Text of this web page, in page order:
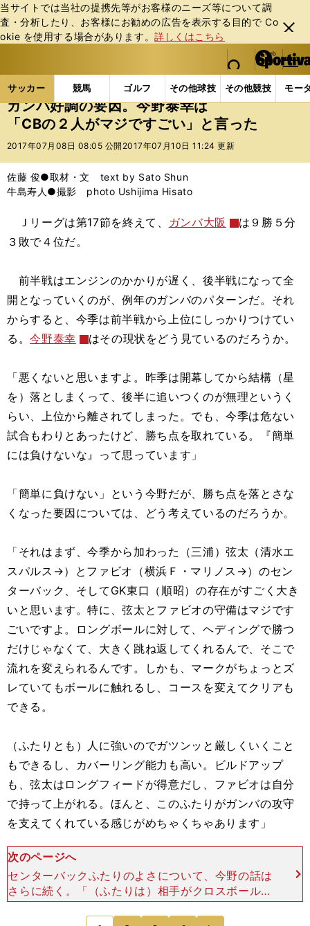
当サイトでは当社の提携先等がお客様のニーズ等について調
査・分析したり、お客様にお勧めの広告を表⽰する⽬的で Co
okie を使⽤する場合があります。詳しくはこちら
閉じ
る
web Sportiva (webスポルティーバ)
検索
マイペ
ー
ジ
メニュ
サッカー 競馬 ゴルフ その他球技 その他競技 モー
ス
ポ
ル
バ
サッカーの記事一覧 Jリーグ他 Jリーグ ガンバ
ガンバ好調の要因。今野泰幸は
「CBの２人がマジですごい」と言った
2017年07月08日 08:05 公開 2017年07月10日 11:24 更新
佐藤 俊●取材・文 text by Sato Shun
牛島寿人●撮影 photo Ushijima Hisato
Ｊリーグは第17節を終えて、 ガンバ大阪
は９勝５分
３敗で４位だ。
前半戦はエンジンのかかりが遅く、後半戦になって全
開となっていくのが、例年のガンバのパターンだ。それ
からすると、今季は前半戦から上位にしっかりつけてい
る。今野泰幸 はその現状をどう見ているのだろうか。
「悪くないと思いますよ。昨季は開幕してから結構（星
を）落としまくって、後半に追いつくのが無理というく
らい、上位から離されてしまった。でも、今季は危ない
試合もわりとあったけど、勝ち点を取れている。『簡単
には負けないな』って思っています」
「簡単に負けない」という今野だが、勝ち点を落とさな
くなった要因については、どう考えているのだろうか。
「それはまず、今季から加わった（三浦）弦太（清水エ
スパルス→）とファビオ（横浜Ｆ・マリノス→）のセン
ターバック、そしてGK東口（順昭）の存在がすごく大き
いと思います。特に、弦太とファビオの守備はマジです
ごいですよ。ロングボールに対して、ヘディングで勝つ
だけじゃなくて、大きく跳ね返してくれるんで、そこで
流れを変えられるんです。しかも、マークがちょっとズ
レていてもボールに触れるし、コースを変えてクリアも
できる。
（ふたりとも）人に強いのでガツンッと厳しくいくこと
もできるし、カバーリング能力も高い。ビルドアップ
も、弦太はロングフィードが得意だし、ファビオは自分
で持って上がれる。ほんと、このふたりがガンバの攻守
を支えてくれている感じがめちゃくちゃあります」
次のページへ
センターバックふたりのよさについて、今野の話は
さらに続く。「（ふたりは）相手がクロスボールを
上げる前に、自らサイドのスペースへとカバーに入
って、そこでボールを取り切ってしまうとか、そう